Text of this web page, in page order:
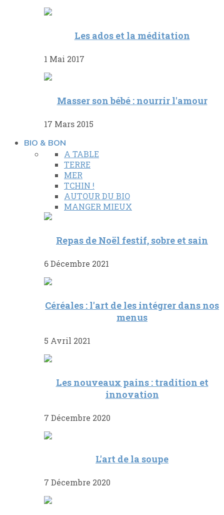
Les ados et la méditation
1 Mai 2017
Masser son bébé : nourrir l'amour
17 Mars 2015
BIO & BON
A TABLE
TERRE
MER
TCHIN !
AUTOUR DU BIO
MANGER MIEUX
Repas de Noël festif, sobre et sain
6 Décembre 2021
Céréales : l'art de les intégrer dans nos
menus
5 Avril 2021
Les nouveaux pains : tradition et
innovation
7 Décembre 2020
L'art de la soupe
7 Décembre 2020